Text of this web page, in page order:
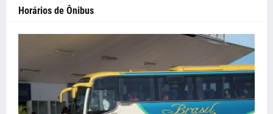
Horários de Ônibus